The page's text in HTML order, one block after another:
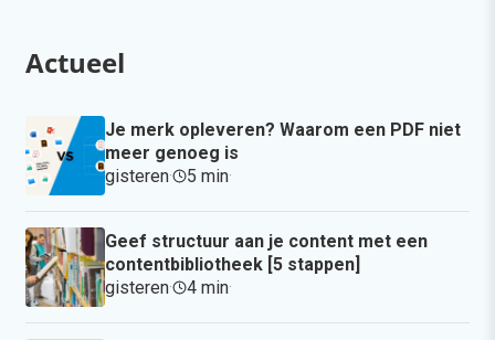
Actueel
Je merk opleveren? Waarom een PDF niet
meer genoeg is
gisteren· 5 min·
Geef structuur aan je content met een
contentbibliotheek [5 stappen]
gisteren· 4 min·